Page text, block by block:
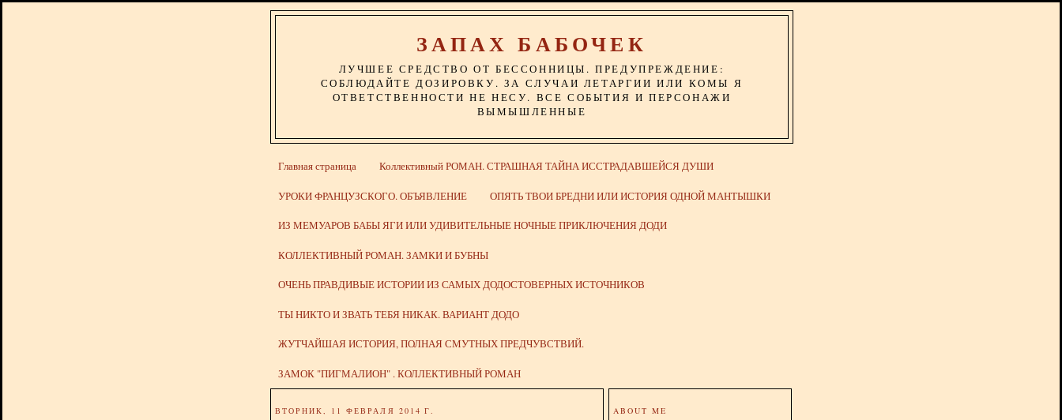
ЗАПАХ БАБОЧЕК
ЛУЧШЕЕ СРЕДСТВО ОТ БЕССОННИЦЫ. ПРЕДУПРЕЖДЕНИЕ:
СОБЛЮДАЙТЕ ДОЗИРОВКУ. ЗА СЛУЧАИ ЛЕТАРГИИ ИЛИ КОМЫ Я
ОТВЕТСТВЕННОСТИ НЕ НЕСУ. ВСЕ СОБЫТИЯ И ПЕРСОНАЖИ
ВЫМЫШЛЕННЫЕ
Главная страница Коллективный РОМАН. СТРАШНАЯ ТАЙНА ИССТРАДАВШЕЙСЯ ДУШИ
УРОКИ ФРАНЦУЗСКОГО. ОБЪЯВЛЕНИЕ ОПЯТЬ ТВОИ БРЕДНИ ИЛИ ИСТОРИЯ ОДНОЙ МАНТЫШКИ
ИЗ МЕМУАРОВ БАБЫ ЯГИ ИЛИ УДИВИТЕЛЬНЫЕ НОЧНЫЕ ПРИКЛЮЧЕНИЯ ДОДИ
КОЛЛЕКТИВНЫЙ РОМАН. ЗАМКИ И БУБНЫ
ОЧЕНЬ ПРАВДИВЫЕ ИСТОРИИ ИЗ САМЫХ ДОДОСТОВЕРНЫХ ИСТОЧНИКОВ
ТЫ НИКТО И ЗВАТЬ ТЕБЯ НИКАК. ВАРИАНТ ДОДО
ЖУТЧАЙШАЯ ИСТОРИЯ, ПОЛНАЯ СМУТНЫХ ПРЕДЧУВСТВИЙ.
ЗАМОК "ПИГМАЛИОН" . КОЛЛЕКТИВНЫЙ РОМАН
ВТОРНИК, 11 ФЕВРАЛЯ 2014 Г. ABOUT ME